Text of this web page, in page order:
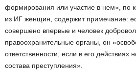
формирования или участие в нем», по
из ИГ женщин, содержит примечание:
совершено впервые и человек
правоохранительные органы, он
ответственности, если в его действиях
состава преступления».